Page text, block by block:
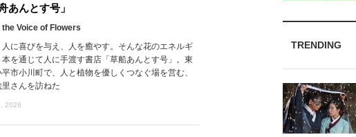
あんとす号」
Voice of Flowers
人に喜びを与え、人を癒やす。そんな花のエネルギ
本を通じて人に手渡す書店「草船あんとす号」。東
市小川町で、人と植物を優しくつなぐ場を営む、
里さんを訪ねた
2026
TRENDING